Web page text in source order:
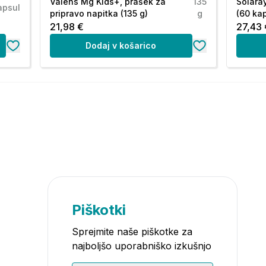
pripravo napitka (135 g)
g
21,98 €
Dodaj v košarico
(60
27,43
Piškotki
Sprejmite naše piškotke za
najboljšo uporabniško izkušnjo